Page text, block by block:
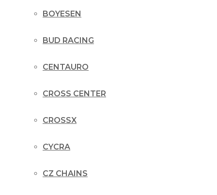
BOYESEN
BUD RACING
CENTAURO
CROSS CENTER
CROSSX
CYCRA
CZ CHAINS